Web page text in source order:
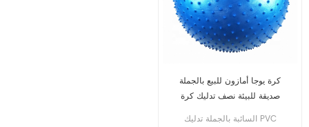
كرة يوجا أمازون للبيع بالجملة
صديقة للبيئة نصف تدليك كرة
السائبة بالجملة تدليك PVC